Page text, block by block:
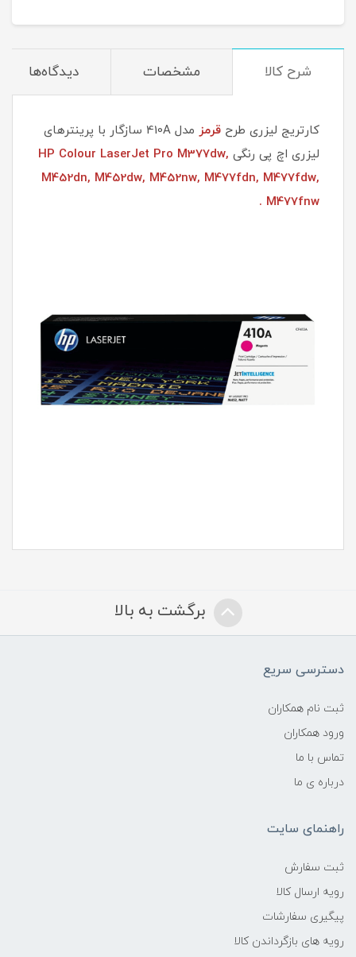
شرح کالا مشخصات دیدگاه‌ها
کارتریج لیزری طرح قرمز
مدل 410A سازگار با پرینترهای
لیزری اچ پی رنگی HP Colour LaserJet Pro M377dw,
M452dn, M452dw, M452nw, M477fdn, M477fdw,
M477fnw .
برگشت به بالا
دسترسی سریع
ثبت نام همکاران
ورود همکاران
تماس با ما
درباره ی ما
راهنمای سایت
ثبت سفارش
رویه ارسال کالا
پیگیری سفارشات
رویه های بازگرداندن کالا